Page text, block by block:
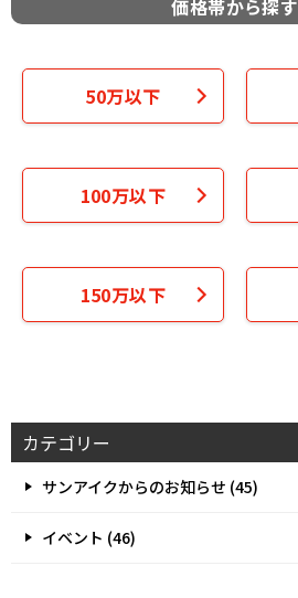
価格帯から探す
50万以下
100万以下
150万以下
カテゴリー
サンアイクからのお知らせ (45)
イベント (46)